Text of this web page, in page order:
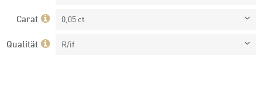
Carat 0,05 ct
Qualität R/if